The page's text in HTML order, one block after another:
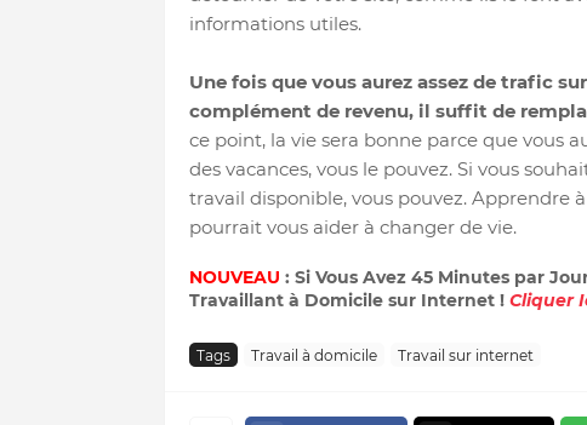
informations utiles.
Une fois que vous aurez assez de trafic
complément de revenu, il suffit de
ce point, la vie sera bonne parce que vous
des vacances, vous le pouvez. Si vous
travail disponible, vous pouvez. Apprendre
pourrait vous aider à changer de vie.
NOUVEAU : Si Vous Avez 45 Minutes par
Travaillant à Domicile sur Internet ! Cliquer
Tags Travail à domicile Travail sur internet